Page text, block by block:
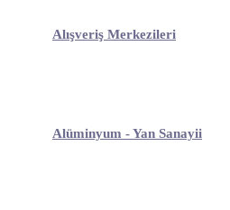
Alışveriş Merkezileri
Alüminyum - Yan Sanayii